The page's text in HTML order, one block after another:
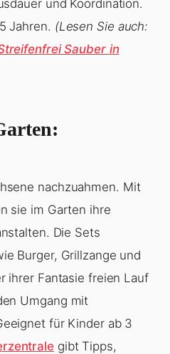
und Koordination.
Jahren. (Lesen Sie auch:
Sauber in
nachzuahmen. Mit
sie im Garten ihre
Die Sets
Burger, Grillzange und
ihrer Fantasie freien Lauf
Umgang mit
für Kinder ab 3
gibt Tipps,